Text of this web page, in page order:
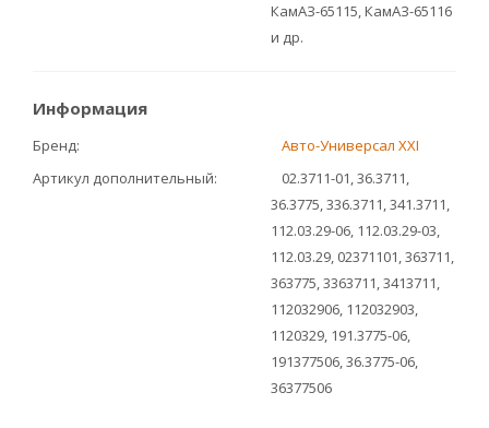
КамАЗ-65115, КамАЗ-65116
и др.
Информация
Бренд
Авто-Универсал XXI
Артикул дополнительный
02.3711-01, 36.3711,
36.3775, 336.3711, 341.3711,
112.03.29-06, 112.03.29-03,
112.03.29, 02371101, 363711,
363775, 3363711, 3413711,
112032906, 112032903,
1120329, 191.3775-06,
191377506, 36.3775-06,
36377506